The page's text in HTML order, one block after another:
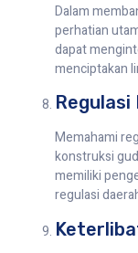
Dalam
perhatian
dapat
menciptakan
Regulasi
Memahami
konstruksi
memiliki
regulasi